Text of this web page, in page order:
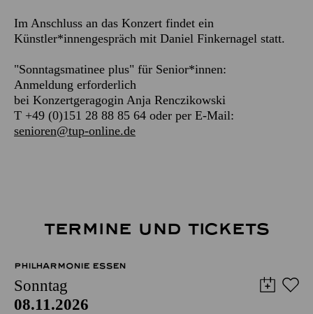
Im Anschluss an das Konzert findet ein
Künstler*innengespräch mit Daniel Finkernagel statt.
"Sonntagsmatinee plus" für Senior*innen:
Anmeldung erforderlich
bei Konzertgeragogin Anja Renczikowski
T +49 (0)151 28 88 85 64 oder per E-Mail:
senioren@tup-online.de
TERMINE UND TICKETS
PHILHARMONIE ESSEN
Sonntag
08.11.2026